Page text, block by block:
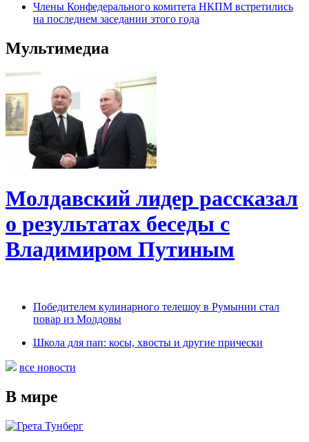
Члены Конфедерального комитета НКПМ встретились
на последнем заседании этого года
Мультимедиа
Молдавский лидер рассказал
о результатах беседы с
Владимиром Путиным
Победителем кулинарного телешоу в Румынии стал
повар из Молдовы
Школа для пап: косы, хвосты и другие прически
все новости
В мире